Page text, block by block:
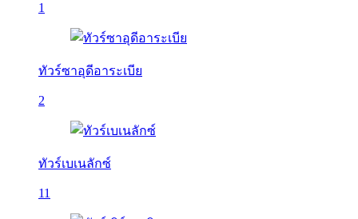
1
ทัวร์ซาอุดีอาระเบีย
2
ทัวร์เบเนลักซ์
11